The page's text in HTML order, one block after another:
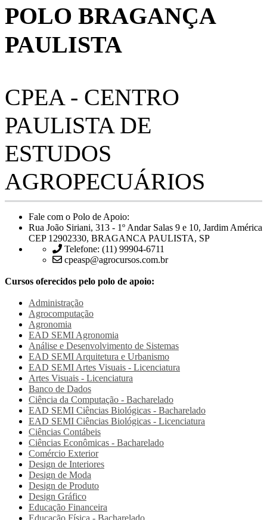
POLO BRAGANÇA
PAULISTA
CPEA - CENTRO
PAULISTA DE
ESTUDOS
AGROPECUÁRIOS
Fale com o Polo de Apoio:
Rua João Siriani, 313 - 1º Andar Salas 9 e 10, Jardim América
CEP 12902330, BRAGANCA PAULISTA, SP
Telefone: (11) 99904-6711
cpeasp@agrocursos.com.br
Cursos oferecidos pelo polo de apoio:
Administração
Agrocomputação
Agronomia
EAD SEMI Agronomia
Análise e Desenvolvimento de Sistemas
EAD SEMI Arquitetura e Urbanismo
EAD SEMI Artes Visuais - Licenciatura
Artes Visuais - Licenciatura
Banco de Dados
Ciência da Computação - Bacharelado
EAD SEMI Ciências Biológicas - Bacharelado
EAD SEMI Ciências Biológicas - Licenciatura
Ciências Contábeis
Ciências Econômicas - Bacharelado
Comércio Exterior
Design de Interiores
Design de Moda
Design de Produto
Design Gráfico
Educação Financeira
Educação Física - Bacharelado